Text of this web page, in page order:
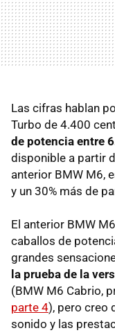
Las cifras hablan
Turbo de 4.400
de potencia entre
disponible a partir
anterior BMW M6,
y un 30% más de
El anterior BMW
caballos de
grandes
la prueba de la
(BMW M6 Cabrio,
parte 4), pero creo
sonido y las